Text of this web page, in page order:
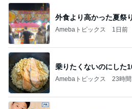
外食より高かった夏祭
Amebaトピックス 1日前
乗りたくないのにした
Amebaトピックス 23時